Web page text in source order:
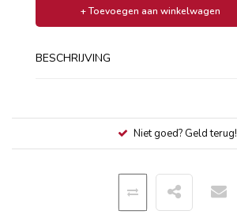
+ Toevoegen aan winkelwagen
BESCHRIJVING
Niet goed? Geld terug!